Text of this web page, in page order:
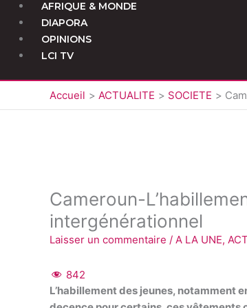
AFRIQUE & MONDE
DIAPORA
OPINIONS
LCI TV
Accueil ACTUALITE SOCIETE
Cameroun-
intergénérationnel
Laisser un commentaire / A LA UNE,
842
L’habillement des jeunes, notamment